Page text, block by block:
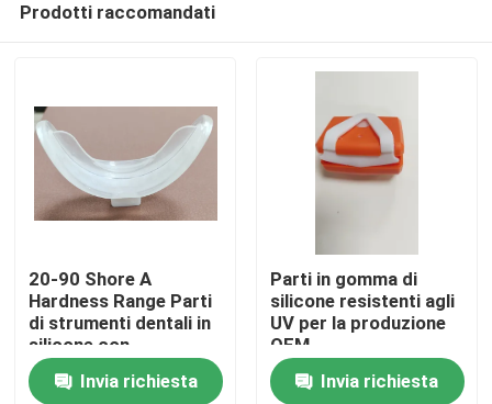
Casa
Prodotti raccomandati
20-90 Shore A
Hardness Range Parti
di strumenti dentali in
silicone con
eccellente resistenza
ai raggi UVInvia richiesta
Parti in gomma di
silicone resistenti agli
UV per la produzione
OEM
Invia richiesta